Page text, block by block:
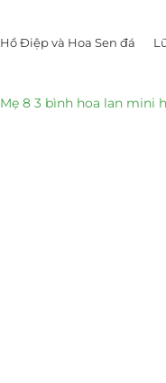
Hồ Điệp và Hoa Sen đá